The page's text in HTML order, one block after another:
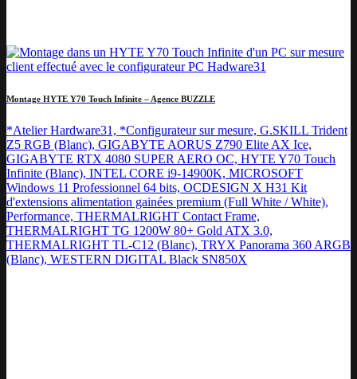
Montage HYTE Y70 Touch Infinite – Agence BUZZLE
*Atelier Hardware31, *Configurateur sur mesure, G.SKILL Trident
Z5 RGB (Blanc), GIGABYTE AORUS Z790 Elite AX Ice,
GIGABYTE RTX 4080 SUPER AERO OC, HYTE Y70 Touch
Infinite (Blanc), INTEL CORE i9-14900K, MICROSOFT
Windows 11 Professionnel 64 bits, OCDESIGN X H31 Kit
d'extensions alimentation gainées premium (Full White / White),
Performance, THERMALRIGHT Contact Frame,
THERMALRIGHT TG 1200W 80+ Gold ATX 3.0,
THERMALRIGHT TL-C12 (Blanc), TRYX Panorama 360 ARGB
(Blanc), WESTERN DIGITAL Black SN850X